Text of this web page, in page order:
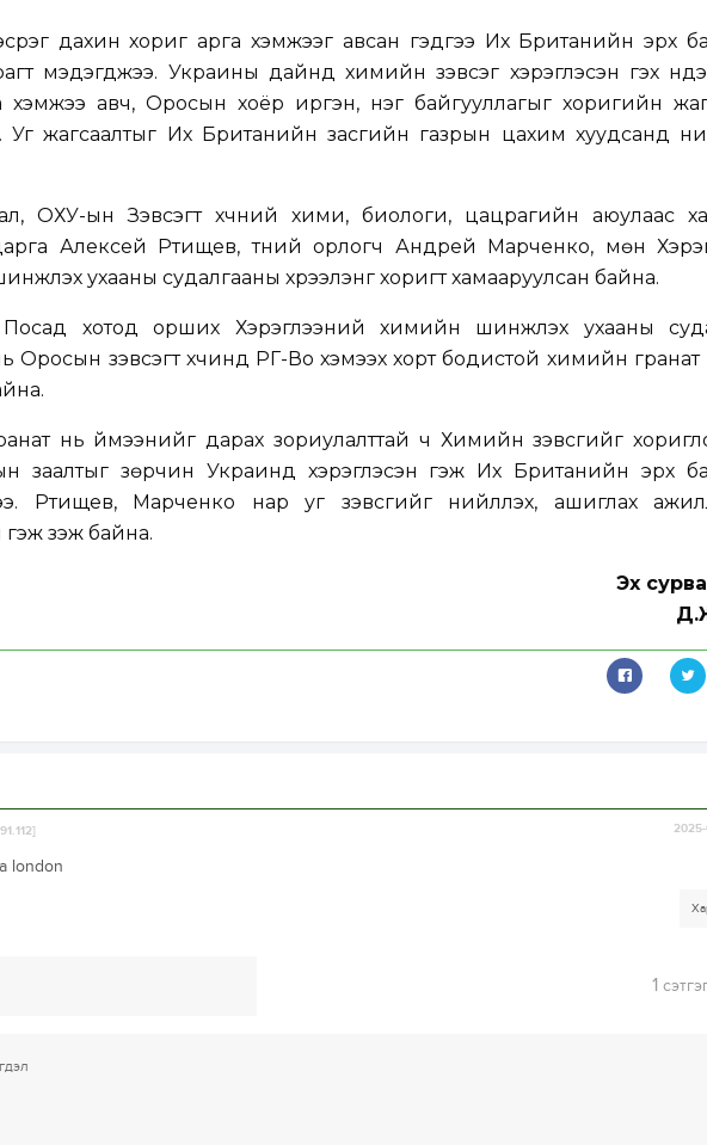
дахин хориг арга хэмжээг авсан гэдгээ Их Британийн эрх
мэдэгджээ. Украины дайнд химийн зэвсэг хэрэглэсэн гэх
авч, Оросын хоёр иргэн, нэг байгууллагыг хоригийн
Уг жагсаалтыг Их Британийн засгийн газрын цахим хуудсанд
ОХУ-ын Зэвсэгт хүчний хими, биологи, цацрагийн аюулаас
Алексей Ртищев, түүний орлогч Андрей Марченко, мөн
ухааны судалгааны хүрээлэнг хоригт хамааруулсан байна.
хотод орших Хэрэглээний химийн шинжлэх ухааны
Оросын зэвсэгт хүчинд РГ-Во хэмээх хорт бодистой химийн гранат
нь үймээнийг дарах зориулалттай ч Химийн зэвсгийг
заалтыг зөрчин Украинд хэрэглэсэн гэж Их Британийн эрх
Ртищев, Марченко нар уг зэвсгийг нийлүүлэх, ашиглах
үзэж байна.
Эх
london
1